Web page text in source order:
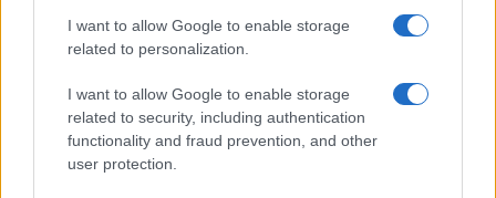
I want to allow Google to enable storage
related to personalization.
I want to allow Google to enable storage
related to security, including authentication
functionality and fraud prevention, and other
user protection.